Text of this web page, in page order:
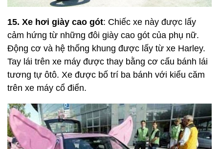
15. Xe hơi giày cao gót: Chiếc xe này được lấy
cảm hứng từ những đôi giày cao gót của phụ nữ.
Động cơ và hệ thống khung được lấy từ xe Harley.
Tay lái trên xe máy được thay bằng cơ cấu bánh lái
tương tự ôtô. Xe được bố trí ba bánh với kiểu căm
trên xe máy cổ điển.